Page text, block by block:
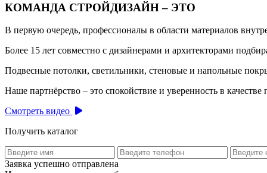
КОМАНДА СТРОЙДИЗАЙН – ЭТО
В первую очередь, профессионалы в области материалов
Более 15 лет совместно с дизайнерами и архитекторами
Подвесные потолки, светильники, стеновые и напольные
Наше партнёрство – это спокойствие и уверенность в качестве
Смотреть видео
Получить каталог
Заявка успешно отправлена